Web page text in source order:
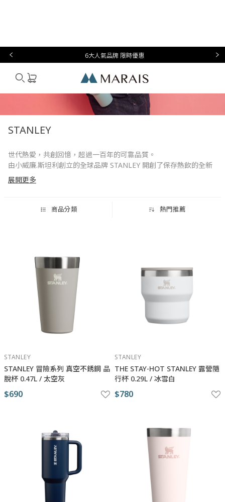
6大人氣品牌 限時優惠
Marais
STANLEY
世代熱愛，共創回憶，超過一百年的可靠品質。
由小威廉.斯坦利創立的全球品牌 STANLEY 開創了保存熱飲的全新
歷史。於 1913 年將真空絕緣技術和堅固的不銹鋼材融合於一個便
攜瓶中，發明了今日我們所熟知且喜愛的保溫瓶。
們不斷創新，符合現代需求且深受時代喜愛的產品是我們的使命。
展開更多
商品分類 熱門推薦
STANLEY
STANLEY ​​​冒險系列 真空不銹鋼 品
脫杯 0.47L / 太空灰
$690
STANLEY
THE STAY-HOT STANLEY 露營隨
行杯 0.29L / 冰雪白
$780